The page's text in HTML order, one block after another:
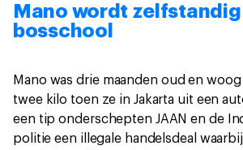
Mano wordt zelfstandig
bosschool
Mano was drie maanden oud en
twee kilo toen ze in Jakarta uit een
een tip onderschepten JAAN en de
politie een illegale handelsdeal